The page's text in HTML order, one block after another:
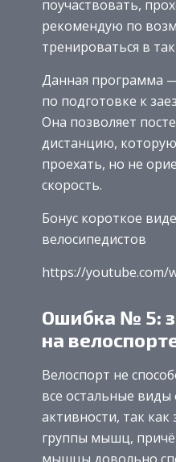
поучаствовать,
рекомендую по
тренироваться в
Данная программа
по подготовке к
Она позволяет
дистанцию,
проехать, но не
скорость.
Бонус короткое
велосипедистов
https://youtube.com/
Ошибка № 5:
на
Велоспорт не
все остальные виды
активности, так как
группы мышц,